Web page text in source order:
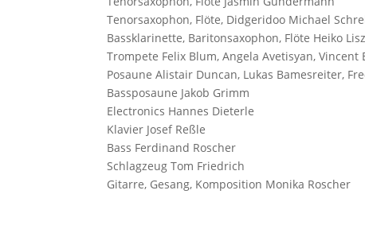
Tenorsaxophon, Flöte, Didgeridoo Michael
Bassklarinette, Baritonsaxophon, Flöte Heiko
Trompete Felix Blum, Angela Avetisyan, Vincent
Posaune Alistair Duncan, Lukas Bamesreiter,
Bassposaune Jakob Grimm
Electronics Hannes Dieterle
Klavier Josef Reßle
Bass Ferdinand Roscher
Schlagzeug Tom Friedrich
Gitarre, Gesang, Komposition Monika Roscher